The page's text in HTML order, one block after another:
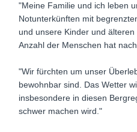
"Meine Familie und ich leben
Notunterkünften mit
und unsere Kinder und
Anzahl der Menschen hat
"Wir fürchten um unser
bewohnbar sind. Das Wetter
insbesondere in diesen
schwer machen wird."